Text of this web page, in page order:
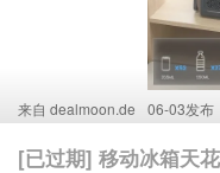
来自 dealmoon.de 06-03发布
[已过期] 移动冰箱天